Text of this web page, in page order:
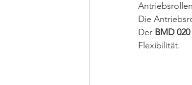
Die
Der BMD 020
Flexibilität.